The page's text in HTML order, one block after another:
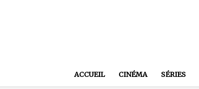
ACCUEIL CINÉMA SÉRIES